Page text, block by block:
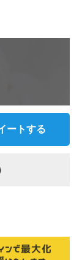
ートする